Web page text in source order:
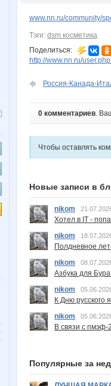
www.nn.ru/community/
Тэги: dsm косметика
Поделиться:
http://www.nn.ru/
Россия-Канада-
0 комментариев.
Чтобы оставлять
Новые записи в
nikom
Хотел в IT -
nikom
Полдневное
nikom
Азбука для
nikom
К Дню русского
nikom
В связи с пмэф-
Популярные за